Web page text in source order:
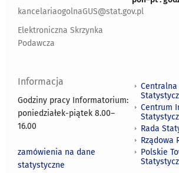
kancelariaogolnaGUS@stat.gov.pl
Elektroniczna Skrzynka
Podawcza
Informacja
Godziny pracy Informatorium:
poniedziałek-piątek 8.00–
16.00
zamówienia na dane
statystyczne
Centrum
Rada
Rządowa
Polskie